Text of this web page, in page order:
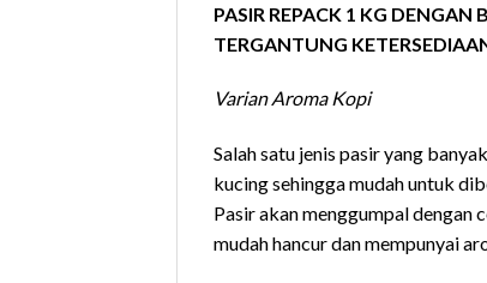
PASIR REPACK 1 KG
TERGANTUNG
Varian Aroma Kopi
Salah satu jenis pasir yang
kucing sehingga mudah untuk
Pasir akan menggumpal dengan
mudah hancur dan mempunyai